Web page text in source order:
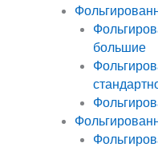
большие